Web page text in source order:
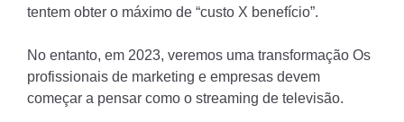
tentem obter o máximo de “custo X benefício”.
No entanto, em 2023, veremos uma transformação Os
profissionais de marketing e empresas devem
começar a pensar como o streaming de televisão.